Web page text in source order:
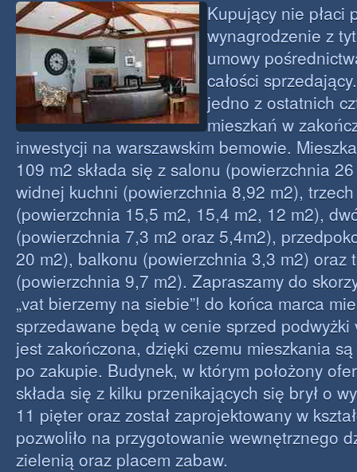
Kupujący nie płaci
wynagrodzenie z
umowy
całości
jedno z ostatnich
mieszkań w
inwestycji na warszawskim bemowie.
109 m2 składa się z salonu (powierzchnia
widnej kuchni (powierzchnia 8,92 m2),
(powierzchnia 15,5 m2, 15,4 m2, 12 m2),
(powierzchnia 7,3 m2 oraz 5,4m2),
20 m2), balkonu (powierzchnia 3,3 m2) oraz
(powierzchnia 9,7 m2). Zapraszamy do
„vat bierzemy na siebie”! do końca marca
sprzedawane będą w cenie sprzed podwyżki
jest zakończona, dzięki czemu mieszkania
po zakupie. Budynek, w którym położony
składa się z kilku przenikających się brył o
11 pięter oraz został zaprojektowany w
pozwoliło na przygotowanie wewnętrznego
zielenią oraz placem zabaw.